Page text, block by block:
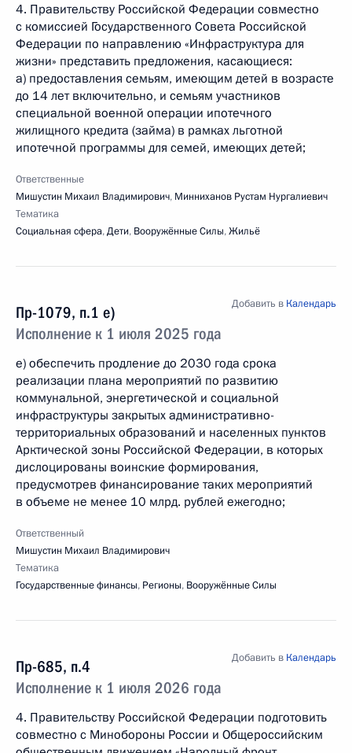
4. Правительству Российской Федерации совместно
с комиссией Государственного Совета Российской
Федерации по направлению «Инфраструктура для
жизни» представить предложения, касающиеся:
а) предоставления семьям, имеющим детей в возрасте
до 14 лет включительно, и семьям участников
специальной военной операции ипотечного
жилищного кредита (займа) в рамках льготной
ипотечной программы для семей, имеющих детей;
Ответственные
Мишустин Михаил Владимирович, Минниханов Рустам Нургалиевич
Тематика
Социальная сфера,Дети, Вооружённые Силы,Жильё
Пр-1079, п.1 е)
Исполнение к 1 июля 2025 года
Добавить в Календарь
е) обеспечить продление до 2030 года срока
реализации плана мероприятий по развитию
коммунальной, энергетической и социальной
инфраструктуры закрытых административно-
территориальных образований и населенных пунктов
Арктической зоны Российской Федерации, в которых
дислоцированы воинские формирования,
предусмотрев финансирование таких мероприятий
в объеме не менее 10 млрд. рублей ежегодно;
Ответственный
Мишустин Михаил Владимирович
Тематика
Государственные финансы, Регионы, Вооружённые Силы
Пр-685, п.4
Исполнение к 1 июля 2026 года
Добавить в Календарь
4. Правительству Российской Федерации подготовить
совместно с Минобороны России и Общероссийским